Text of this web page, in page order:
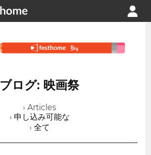
ブログ: 映画祭
› Articles
› 申し込み可能な
› 全て